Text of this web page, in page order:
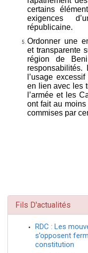
certains
exigences
républicaine.
Ordonner une
et transparente
région de
responsabilités.
l’usage
en lien avec les
l’armée et les
ont fait au
commises par
Fils D'actualités
RDC : Les
s’opposent
constitution